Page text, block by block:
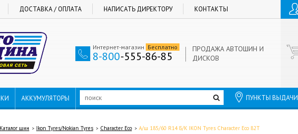
ДОСТАВКА / ОПЛАТА НАПИСАТЬ ДИРЕКТОРУ КОНТАКТЫ
Интернет-магазин Бесплатно
8-800-555-86-85
ПРОДАЖА АВТОШИН И
ДИСКОВ
АККУМУЛЯТОРЫ ПУНКТЫ ВЫДАЧИ
Каталог шин Ikon Tyres/Nokian Tyres Character Eco А/ш 185/60 R14 Б/К IKON Tyres Character Eco 82T